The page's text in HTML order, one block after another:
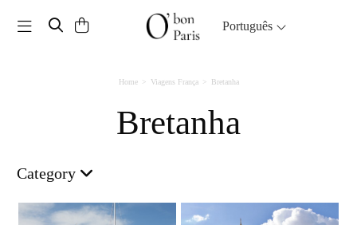
Toggle navigation Português
Home Viagens França Bretanha
Bretanha
Category